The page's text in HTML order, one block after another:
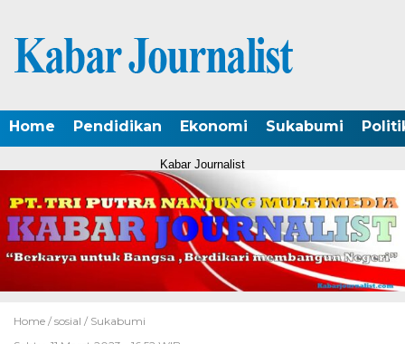
Home Pendidikan Ekonomi Sukabumi
Kabar Journalist
Home / sosial / Sukabumi